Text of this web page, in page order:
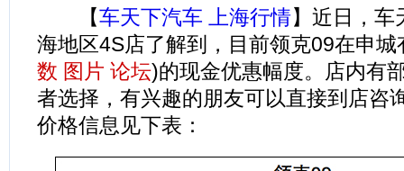
【车天下汽车 上海行情】近日，车
海地区4S店了解到，目前领克09在申城
数 图片 论坛)的现金优惠幅度。店内有
者选择，有兴趣的朋友可以直接到店咨
价格信息见下表：